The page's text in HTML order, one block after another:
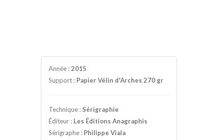
Année :2015
Support : Papier Vélin d'Arches 270 gr
Technique : Sérigraphie
Éditeur : Les Éditions Anagraphis
Sérigraphe : Philippe Viala